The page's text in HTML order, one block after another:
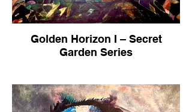
Golden Horizon I – Secret
Garden Series